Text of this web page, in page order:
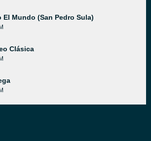
El Mundo (San Pedro Sula)
Clásica